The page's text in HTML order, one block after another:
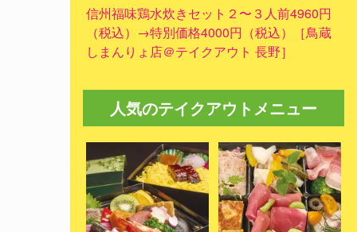
信州福味鶏水炊きセット２〜３人前4960円
（税込）→特別価格4000円（税込）［鳥蔵
しまんりょ店＠テイクアウト 長野］
人気のテイクアウトメニュー